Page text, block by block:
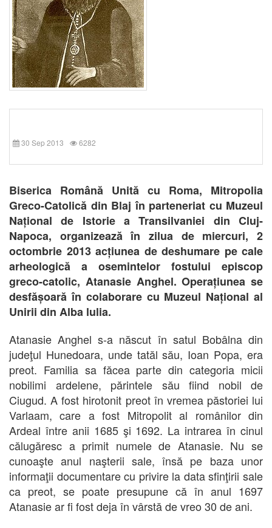
30 Sep 2013 6282
Biserica Română Unită cu Roma, Mitropolia
Greco-Catolică din Blaj în parteneriat cu Muzeul
Național de Istorie a Transilvaniei din Cluj-
Napoca, organizează în zilua de miercuri, 2
octombrie 2013 acțiunea de deshumare pe cale
arheologică a osemintelor fostului episcop
greco-catolic, Atanasie Anghel. Operațiunea se
desfășoară în colaborare cu Muzeul Național al
Unirii din Alba lulia.
Atanasie Anghel s-a născut în satul Bobâlna din
judeţul Hunedoara, unde tatăl său, Ioan Popa, era
preot. Familia sa făcea parte din categoria micii
nobilimi ardelene, părintele său fiind nobil de
Ciugud. A fost hirotonit preot în vremea păstoriei lui
Varlaam, care a fost Mitropolit al românilor din
Ardeal între anii 1685 şi 1692. La intrarea în cinul
călugăresc a primit numele de Atanasie. Nu se
cunoaşte anul naşterii sale, însă pe baza unor
informaţii documentare cu privire la data sfinţirii sale
ca preot, se poate presupune că în anul 1697
Atanasie ar fi fost deja în vârstă de vreo 30 de ani.